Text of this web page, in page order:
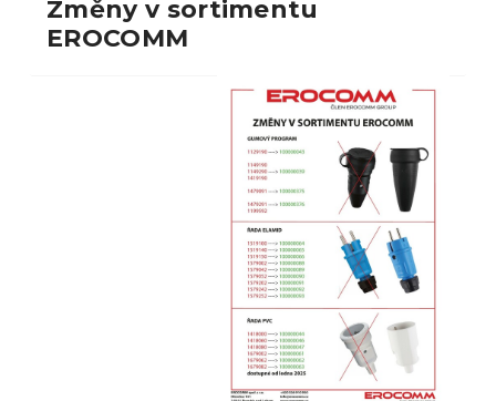
Změny v sortimentu
EROCOMM